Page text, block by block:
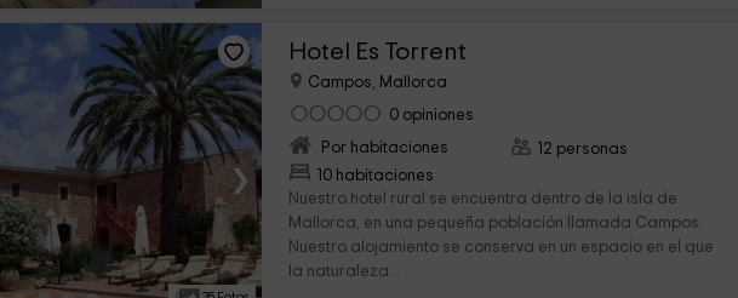
›
Hotel Es Torrent
Campos, Mallorca
0 opiniones
Por habitaciones
10 habitaciones
12 personas
Nuestro hotel rural se encuentra dentro de la isla de
Mallorca, en una pequeña población llamada Campos.
Nuestro alojamiento se conserva en un espacio en el que
la naturaleza...